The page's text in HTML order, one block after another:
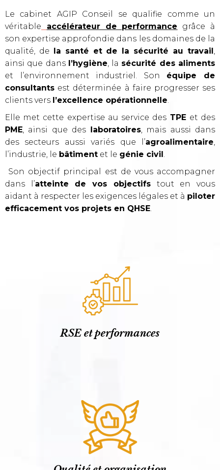
Le cabinet AGIP Conseil se qualifie comme un
véritable
accélérateur de performance grâce à
son expertise approfondie dans les domaines de la
qualité, de la santé et de la sécurité au travail,
ainsi que dans l’hygiène, la sécurité des aliments
et l’environnement industriel. Son équipe de
consultants est déterminée à faire progresser ses
clients vers l’excellence opérationnelle.
Elle met cette expertise au service des TPE et des
PME, ainsi que des laboratoires, mais aussi dans
des secteurs aussi variés que l’agroalimentaire,
l’industrie, le bâtiment et le génie civil.
Son objectif principal est de vous accompagner
dans l’atteinte de vos objectifstout en vous
aidant à respecter les exigences légales et à piloter
efficacement vos projets en QHSE.
RSE et performances